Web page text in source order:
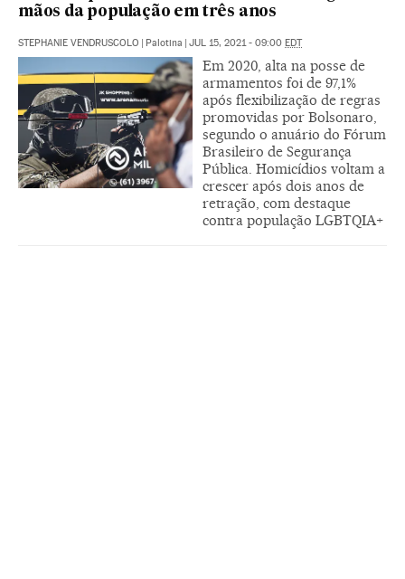
mãos da população em três anos
STEPHANIE VENDRUSCOLO Palotina JUL 15, 2021 - 09:00 EDT
Em 2020, alta na posse de
armamentos foi de 97,1%
após flexibilização de regras
promovidas por Bolsonaro,
segundo o anuário do Fórum
Brasileiro de Segurança
Pública. Homicídios voltam a
crescer após dois anos de
retração, com destaque
contra população LGBTQIA+